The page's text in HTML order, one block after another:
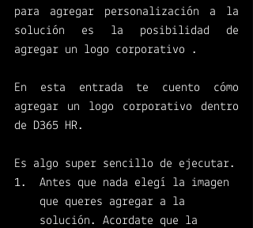
para agregar personalización a la
solución es la posibilidad de
agregar un logo corporativo .
En esta entrada te cuento cómo
agregar un logo corporativo dentro
de D365 HR.
Antes que nada elegí la imagen
que queres agregar a la
solución. Acordate que la